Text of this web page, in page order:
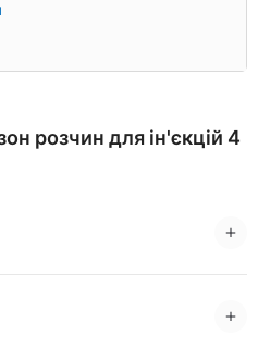
розчин для ін'єкцій 4